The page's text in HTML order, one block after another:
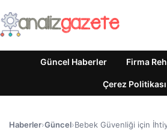
Güncel Haberler Firma
Çerez Politikası
Haberler›Güncel›Bebek Güvenliği için